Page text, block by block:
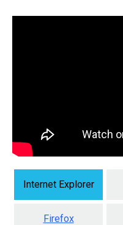
Internet Explorer
Firefox